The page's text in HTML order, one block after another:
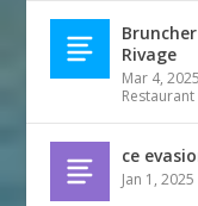
Rivage
Mar 4, 2025
Restaurant
ce
Jan 1, 2025